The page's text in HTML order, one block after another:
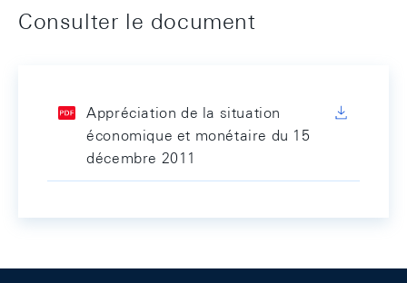
Consulter le document
Appréciation de la situation
économique et monétaire du 15
décembre 2011